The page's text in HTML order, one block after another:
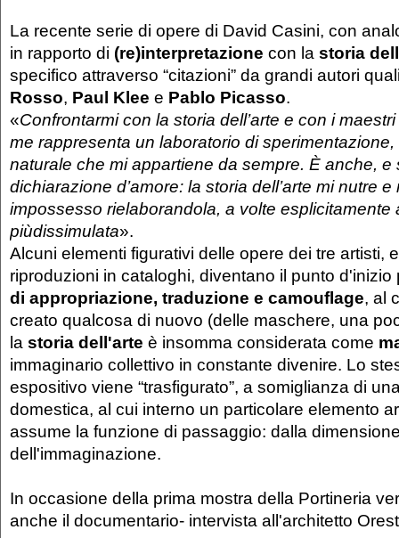
La recente serie di opere di David Casini, con
in rapporto di (re)interpretazione con la storia
specifico attraverso “citazioni” da grandi autori
Rosso, Paul Klee e Pablo Picasso.
«Confrontarmi con la storia dell’arte e con i
me rappresenta un laboratorio di sperimentazione,
naturale che mi appartiene da sempre. È anche, e
dichiarazione d’amore: la storia dell’arte mi nutre e
impossesso rielaborandola, a volte esplicitamente
piùdissimulata».
Alcuni elementi figurativi delle opere dei tre artisti,
riproduzioni in cataloghi, diventano il punto
di appropriazione, traduzione e camouflage, al
creato qualcosa di nuovo (delle maschere, una
la storia dell'arte è insomma considerata come
immaginario collettivo in constante divenire. Lo
espositivo viene “trasfigurato”, a somiglianza di
domestica, al cui interno un particolare elemento
assume la funzione di passaggio: dalla
dell'immaginazione.
In occasione della prima mostra della Portineria
anche il documentario- intervista all'architetto